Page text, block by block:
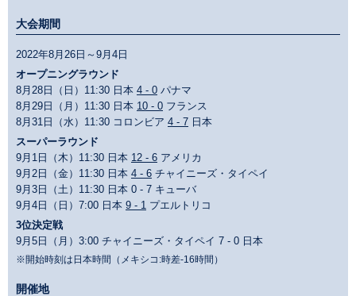
大会期間
2022年8月26日～9月4日
オープニングラウンド
8月28日（日）11:30 日本 4 - 0 パナマ
8月29日（月）11:30 日本 10 - 0 フランス
8月31日（水）11:30 コロンビア 4 - 7 日本
スーパーラウンド
9月1日（木）11:30 日本 12 - 6 アメリカ
9月2日（金）11:30 日本 4 - 6 チャイニーズ・タイペイ
9月3日（土）11:30 日本 0 - 7 キューバ
9月4日（日）7:00 日本 9 - 1 プエルトリコ
3位決定戦
9月5日（月）3:00 チャイニーズ・タイペイ 7 - 0 日本
※開始時刻は日本時間（メキシコ:時差-16時間）
開催地